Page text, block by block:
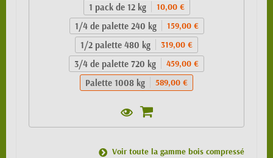
1 pack de 12 kg 10,00 €
1/4 de palette 240 kg 159,00 €
1/2 palette 480 kg 319,00 €
3/4 de palette 720 kg 459,00 €
Palette 1008 kg 589,00 €
Voir toute la gamme bois compressé